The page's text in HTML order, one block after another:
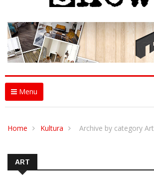
Menu
Home Kultura Archive by category Art
ART